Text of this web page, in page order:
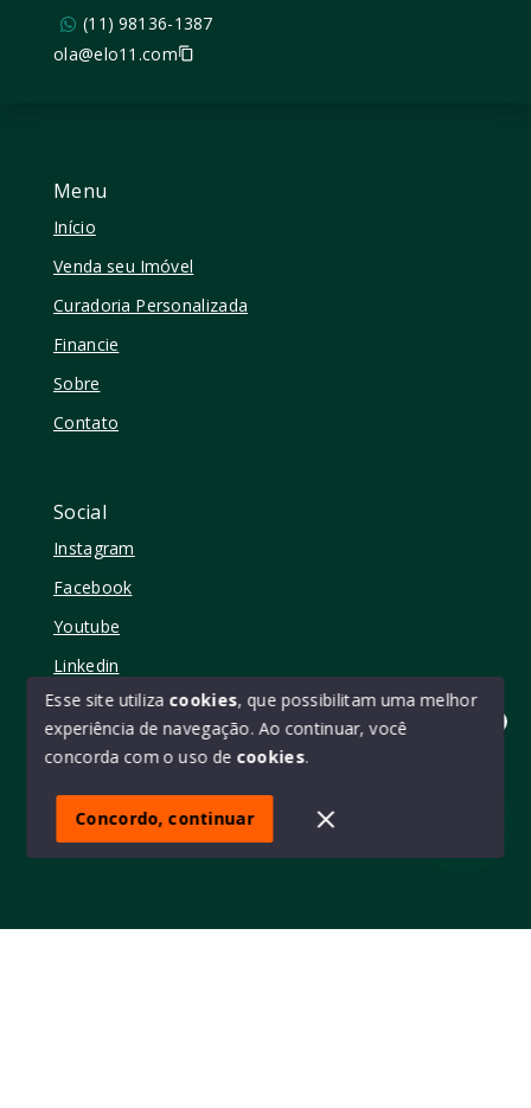
Olá! quer mudar de casa?
Menu
Início
Venda seu Imóvel
Curadoria Personalizada
Financie
Sobre
Contato
Social
Instagram
Facebook
Youtube
Linkedin
© Copyright 2026 - Elo11 consultoria imobiliária • creci
SITE PARA IMOBILIARIA
(11) 98136-1387
ola@elo11.com
Esse site utiliza cookies, que possibilitam uma melhor
experiência de navegação. Ao continuar, você
concorda com o uso de cookies.
Concordo, continuar